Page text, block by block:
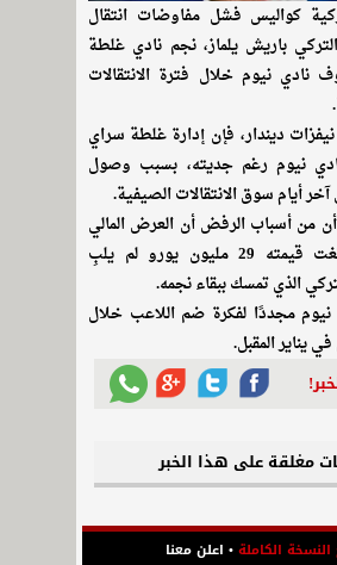
كواليس فشل مفاوضات انتقال
باريش يلماز، نجم نادي غلطة
نادي نيوم خلال فترة الانتقالات
ديندار، فإن إدارة غلطة سراي
نيوم رغم جديته، بسبب وصول
أيام سوق الانتقالات الصيفية.
من أسباب الرفض أن العرض المالي
المقدم والذي بلغت قيمته 29 مليون يورو لم يلبِ
الذي تمسك ببقاء نجمه.
مجددًا لفكرة ضم اللاعب خلال
يناير المقبل.
مغلقة على هذا الخبر
الكاملة• اعلن معنا